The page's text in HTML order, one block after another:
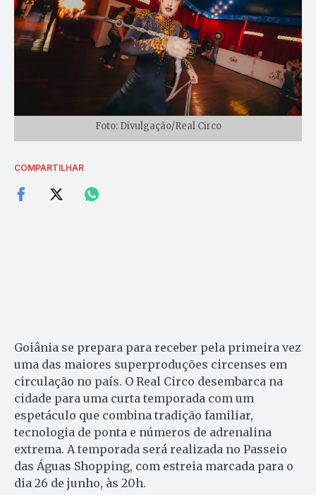
Foto: Divulgação/Real Circo
COMPARTILHAR
Goiânia se prepara para receber pela primeira vez
uma das maiores superproduções circenses em
circulação no país. O Real Circo desembarca na
cidade para uma curta temporada com um
espetáculo que combina tradição familiar,
tecnologia de ponta e números de adrenalina
extrema. A temporada será realizada no Passeio
das Águas Shopping, com estreia marcada para o
dia 26 de junho, às 20h.